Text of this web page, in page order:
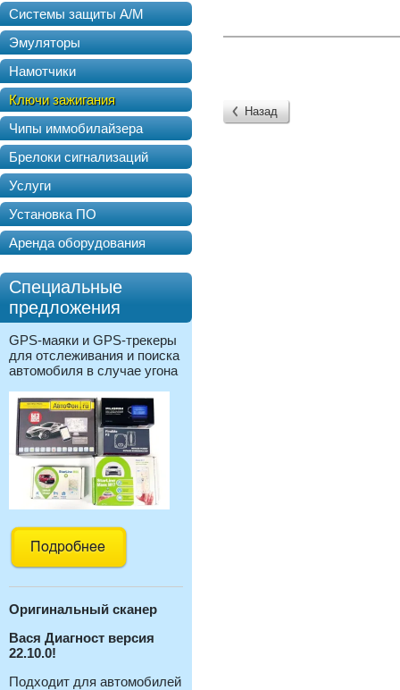
Системы защиты А/М
Эмуляторы
Намотчики
Ключи зажигания
Чипы иммобилайзера
Брелоки сигнализаций
Услуги
Установка ПО
Аренда оборудования
Специальные
предложения
GPS-маяки и GPS-трекеры
для отслеживания и поиска
автомобиля в случае угона
Оригинальный сканер
Вася Диагност версия
22.10.0!
Подходит для автомобилей
Назад